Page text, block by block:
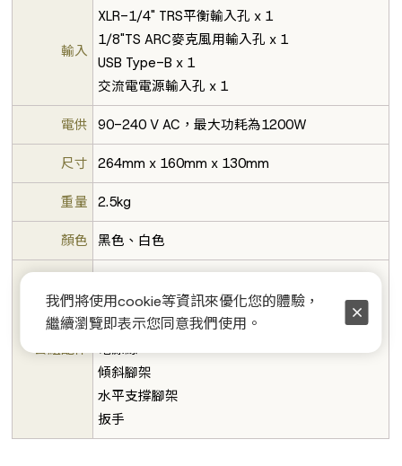
輸入
XLR-1/4" TRS平衡輸入孔 x 1
1/8"TS ARC麥克風用輸入孔 x 1
USB Type-B x 1
交流電電源輸入孔 x 1
電供 90-240 V AC，最大功耗為1200W
尺寸 264mm x 160mm x 130mm
重量 2.5kg
顏色 黑色、白色
套組配件
ARC麥克風夾
XLR對1.8"TS連接線(ARC麥克風用/長度2.5m)
電源線
傾斜腳架
水平支撐腳架
扳手
我們將使用cookie等資訊來優化您的體驗，
繼續瀏覽即表示您同意我們使用。